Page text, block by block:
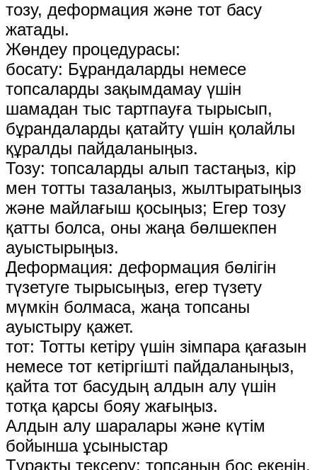
тозу, деформация және тот басу
жатады.
Жөндеу процедурасы:
босату: Бұрандаларды немесе
топсаларды зақымдамау үшін
шамадан тыс тартпауға тырысып,
бұрандаларды қатайту үшін қолайлы
құралды пайдаланыңыз.
Тозу: топсаларды алып тастаңыз, кір
мен тотты тазалаңыз, жылтыратыңыз
және майлағыш қосыңыз; Егер тозу
қатты болса, оны жаңа бөлшекпен
ауыстырыңыз.
Деформация: деформация бөлігін
түзетуге тырысыңыз, егер түзету
мүмкін болмаса, жаңа топсаны
ауыстыру қажет.
тот: Тотты кетіру үшін зімпара қағазын
немесе тот кетіргішті пайдаланыңыз,
қайта тот басудың алдын алу үшін
тотқа қарсы бояу жағыңыз.
Алдын алу шаралары және күтім
бойынша ұсыныстар
Тұрақты тексеру: топсаның бос екенін,